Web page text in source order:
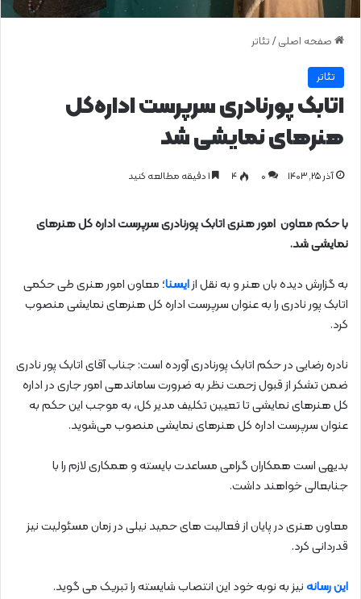
صفحه اصلی / تئاتر
تئاتر
اتابک پورنادری سرپرست اداره‌کل
هنرهای نمایشی شد
آذر ۲۵, ۱۴۰۳ 0 ۴
با حکم معاون امور هنری اتابک پورنادری سرپرست اداره کل هنرهای
نمایشی شد.
به گزارش دیده بان هنر و به نقل ازایسنا؛ معاون امور هنری طی حکمی
اتابک پور نادری را به عنوان سرپرست اداره کل هنرهای نمایشی منصوب
کرد.
نادره رضایی در حکم اتابک پورنادری آورده است: جناب آقای اتابک پور نادری
ضمن تشکر از قبول زحمت نظر به ضرورت ساماندهی امور جاری در اداره
کل هنرهای نمایشی تا تعیین تکلیف مدیر کل، به موجب این حکم به
عنوان سرپرست اداره کل هنرهای نمایشی منصوب می‌شوید.
بدیهی است همکاران گرامی مساعدت بایسته و همکاری لازم را با
جنابعالی خواهند داشت.
معاون هنری در پایان از فعالیت‌ های حمید نیلی در زمان مسئولیت نیز
قدردانی کرد.
این رسانهنیز به نوبه خود این انتصاب شایسته را تبریک می گوید.